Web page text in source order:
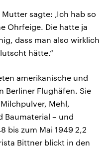
sagte: ‚Ich hab so
Ohrfeige. Die hatte ja
dass man also wirklich
hätte.“
amerikanische und
Berliner Flughäfen. Sie
Mehl,
Baumaterial – und
bis zum Mai 1949 2,2
Bittner blickt in den